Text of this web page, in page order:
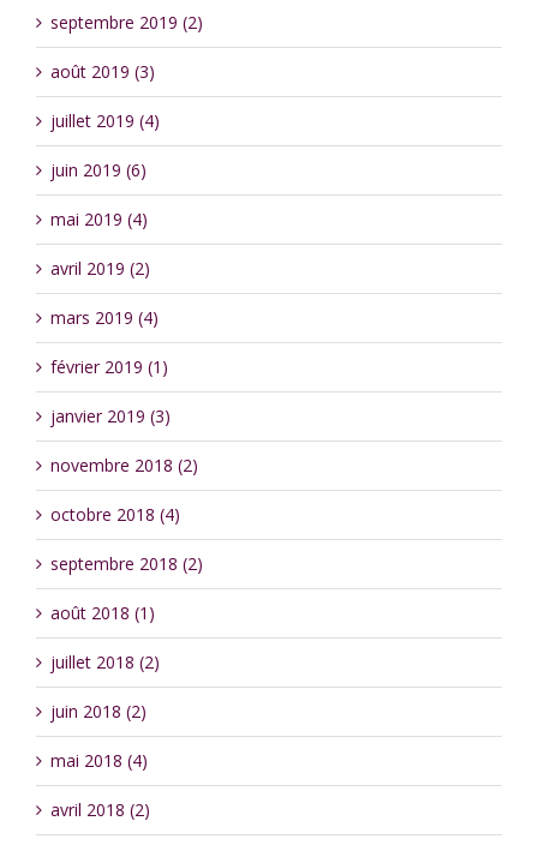
septembre 2019 (2)
août 2019 (3)
juillet 2019 (4)
juin 2019 (6)
mai 2019 (4)
avril 2019 (2)
mars 2019 (4)
février 2019 (1)
janvier 2019 (3)
novembre 2018 (2)
octobre 2018 (4)
septembre 2018 (2)
août 2018 (1)
juillet 2018 (2)
juin 2018 (2)
mai 2018 (4)
avril 2018 (2)